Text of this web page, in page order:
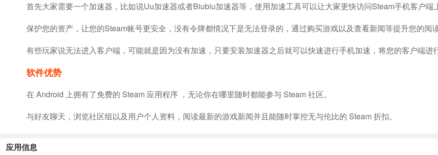
首先大家需要一个加速器，比如说uu加速器或者biubiu加速器等，使用加速工具可以让大家更快访问steam手机客户端
保护您的资产，让您的steam账号更安全，没有令牌都情况下是无法登录的，通过购买游戏以及查看新闻等提升您的阅读
有些玩家说无法进入客户端，可能就是因为没有加速，只要安装加速器之后就可以快速进行手机加速，将您的客户端进
软件优势
在 Android 上拥有了免费的 Steam 应用程序 ，无论你在哪里随时都能参与 Steam 社区。
与好友聊天，浏览社区组以及用户个人资料，阅读最新的游戏新闻并且能随时掌控无与伦比的 Steam 折扣。
应用信息